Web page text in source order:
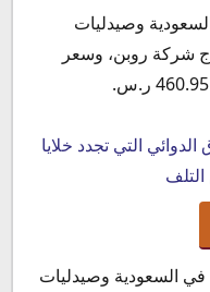
وصيدليات
شركة روبن، وسعر
التي تجدد خلايا
السعودية وصيدليات